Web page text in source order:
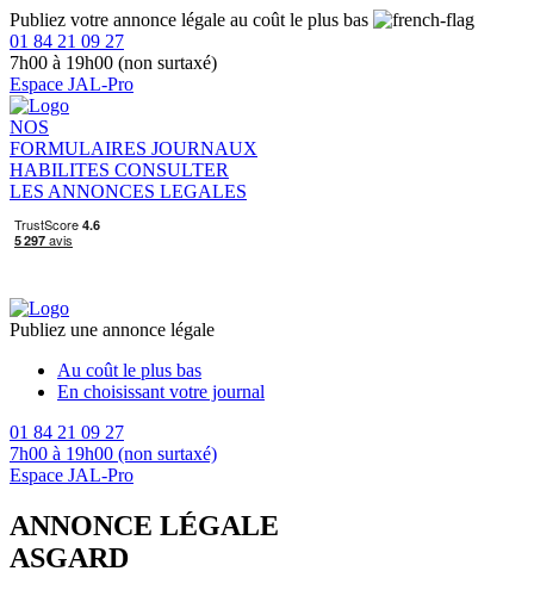
Publiez votre annonce légale au coût le plus bas
01 84 21 09 27
7h00 à 19h00 (non surtaxé)
Espace JAL-Pro
NOS
FORMULAIRES JOURNAUX
HABILITES CONSULTER
LES ANNONCES LEGALES
Publiez une annonce légale
Au coût le plus bas
En choisissant votre journal
01 84 21 09 27
7h00 à 19h00 (non surtaxé)
Espace JAL-Pro
ANNONCE LÉGALE
ASGARD